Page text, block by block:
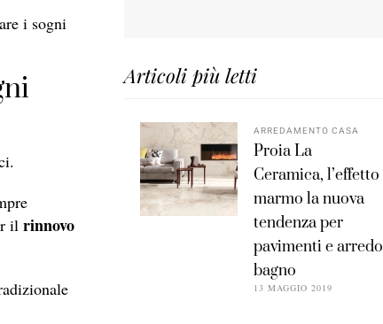
i sogni
il rinnovo
Articoli più letti
ARREDAMENTO CASA
Proia La
Ceramica, l’effetto
marmo la nuova
tendenza per
pavimenti e arredo
bagno
13 MAGGIO 2019